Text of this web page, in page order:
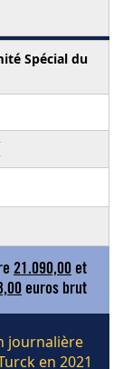
Spécial du
21.090,00 et
euros brut
journalière
en 2021